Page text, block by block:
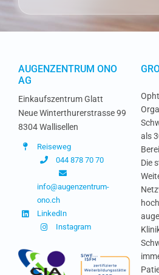
AUGENZENTRUM ONO
AG
Einkaufszentrum Glatt
Neue Winterthurerstrasse 99
8304 Wallisellen
Reiseweg
044 878 70 70
info@augenzentrum-
ono.ch
LinkedIn
Instagram
als
Die